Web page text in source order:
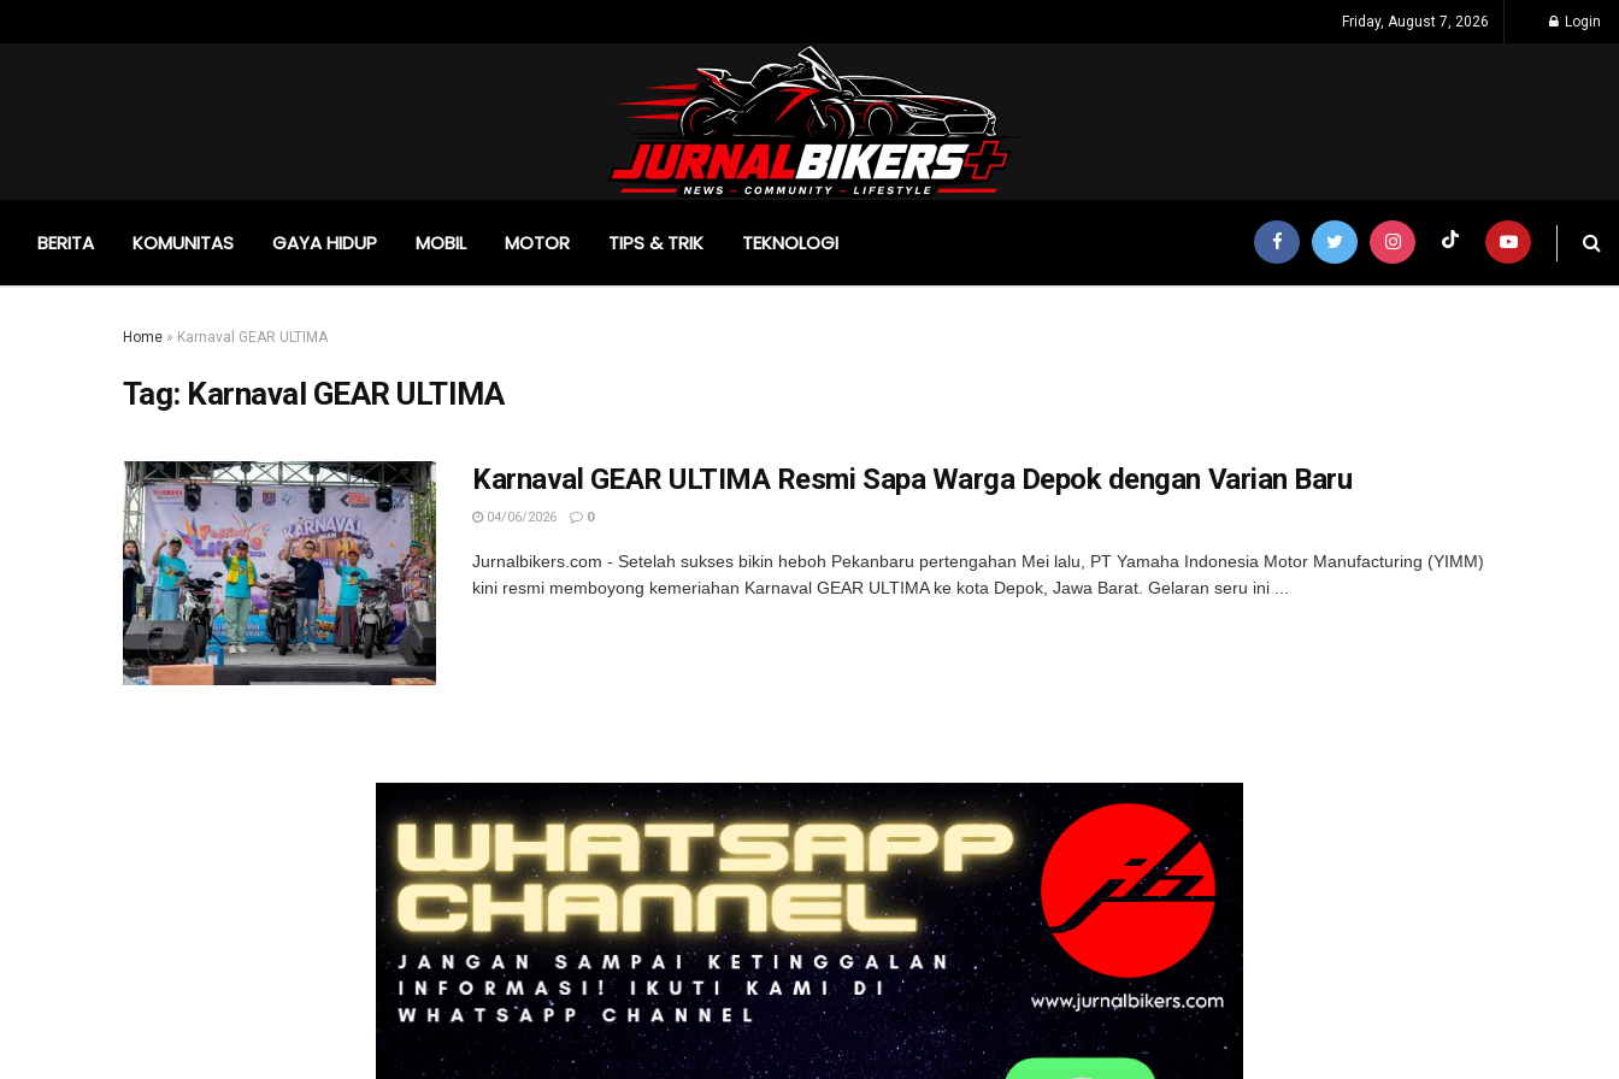
Friday, August 7, 2026 Login
BERITA KOMUNITAS GAYA HIDUP MOBIL MOTOR TIPS & TRIK TEKNOLOGI
Home » Karnaval GEAR ULTIMA
Tag: Karnaval GEAR ULTIMA
Karnaval GEAR ULTIMA Resmi Sapa Warga Depok dengan Varian Baru
04/06/2026 0
Jurnalbikers.com - Setelah sukses bikin heboh Pekanbaru pertengahan Mei lalu, PT Yamaha Indonesia Motor Manufacturing (YIMM)
kini resmi memboyong kemeriahan Karnaval GEAR ULTIMA ke kota Depok, Jawa Barat. Gelaran seru ini ...